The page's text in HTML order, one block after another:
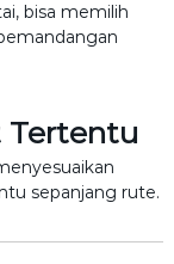
bisa memilih
Tertentu
sepanjang rute.